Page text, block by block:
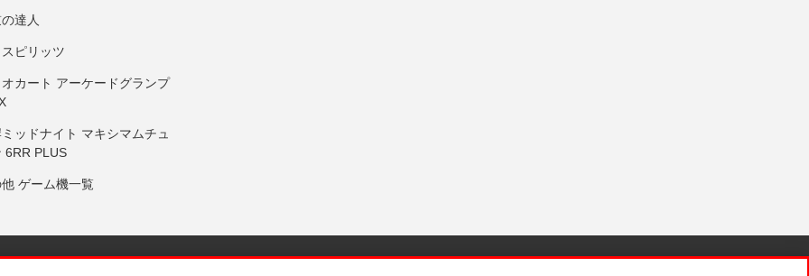
達人
ピリッツ
カート アーケードグランプ
ッドナイト マキシマムチュ
6RR PLUS
ゲーム機一覧